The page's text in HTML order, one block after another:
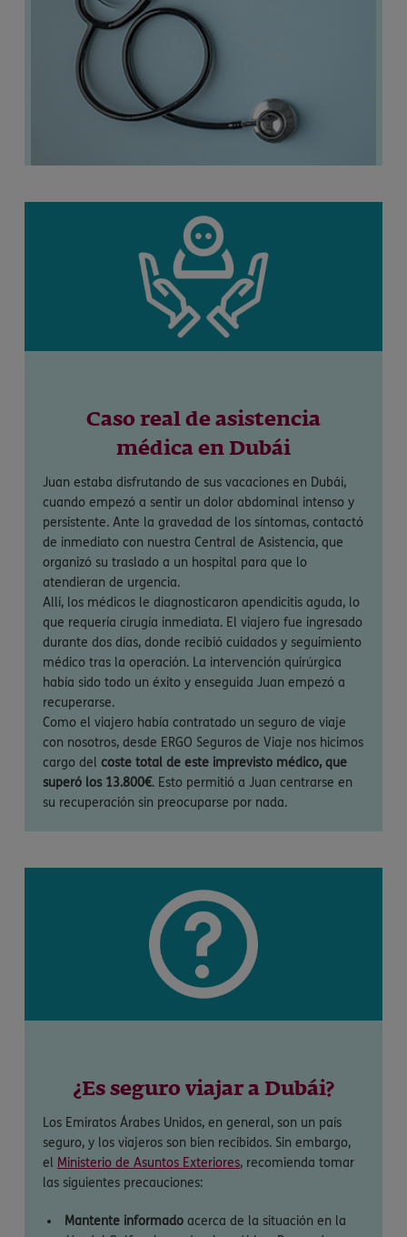
Caso real de asistencia
médica en Dubái
Juan estaba disfrutando de sus vacaciones en Dubái,
cuando empezó a sentir un dolor abdominal intenso y
persistente. Ante la gravedad de los síntomas, contactó
de inmediato con nuestra Central de Asistencia, que
organizó su traslado a un hospital para que lo
atendieran de urgencia.
Allí, los médicos le diagnosticaron apendicitis aguda, lo
que requería cirugía inmediata. El viajero fue ingresado
durante dos días, donde recibió cuidados y seguimiento
médico tras la operación. La intervención quirúrgica
había sido todo un éxito y enseguida Juan empezó a
recuperarse.
Como el viajero había contratado un seguro de viaje
con nosotros, desde ERGO Seguros de Viaje nos hicimos
cargo del coste total de este imprevisto médico, que
superó los 13.800€. Esto permitió a Juan centrarse en
su recuperación sin preocuparse por nada.
¿Es seguro viajar a Dubái?
Los Emiratos Árabes Unidos, en general, son un país
seguro, y los viajeros son bien recibidos. Sin embargo,
el Ministerio de Asuntos Exteriores, recomienda tomar
las siguientes precauciones:
Mantente informadoacerca de la situación en la